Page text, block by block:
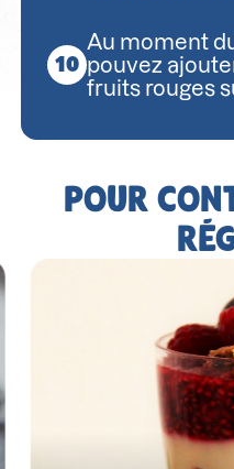
Au moment
pouvez
fruits rouges
POUR